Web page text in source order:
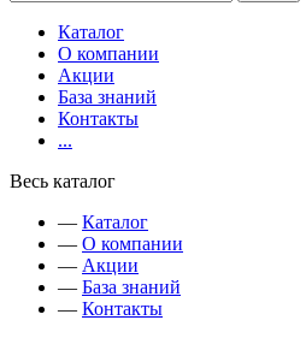
Каталог
О компании
Акции
База знаний
Контакты
...
Весь каталог
— Каталог
— О компании
— Акции
— База знаний
— Контакты